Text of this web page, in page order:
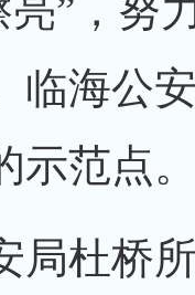
”，努
临海公
示范点
杜桥所